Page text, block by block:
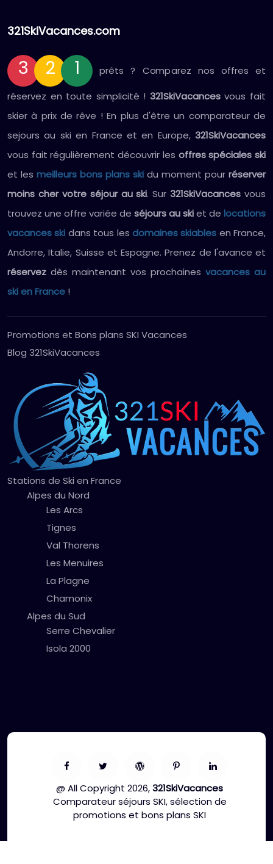
321SkiVacances.com
3 2 1
prêts ? Comparez nos offres et
réservez en toute simplicité ! 321SkiVacancesvous fait
skier à prix de rêve ! En plus d'être un comparateur de
sejours au ski en France et en Europe, 321SkiVacances
vous fait régulièrement découvrir les offres spéciales ski
et les meilleurs bons plans ski du moment pour réserver
moins cher votre séjour au ski. Sur321SkiVacances vous
trouvez une offre variée de séjours au skiet de locations
vacances ski dans tous les domaines skiables en France,
Andorre, Italie, Suisse et Espagne. Prenez de l'avance et
réservez dès maintenant vos prochaines vacances au
ski en France !
Promotions et Bons plans SKI Vacances
Blog 321SkiVacances
Stations de Ski en France
Alpes du Nord
Les Arcs
Tignes
Val Thorens
Les Menuires
La Plagne
Chamonix
Alpes du Sud
Serre Chevalier
Isola 2000
@ All Copyright 2026,321SkiVacances
Comparateur séjours SKI, sélection de
promotions et bons plans SKI